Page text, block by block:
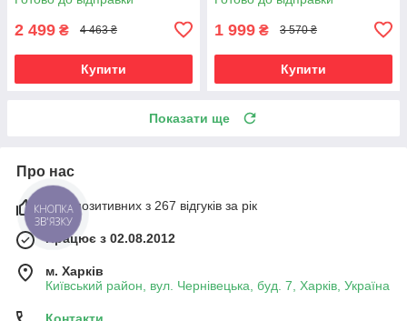
кемпінгу
2 499 ₴ 4 463 ₴
Купити
для дому, дачі
1 999 ₴ 3 570 ₴
Купити
Показати ще
Про нас
98% позитивних з 267 відгуків за рік
Працює з 02.08.2012
м. Харків
Київський район, вул. Чернівецька, буд. 7, Харків, Україна
КНОПКА
ЗВ'ЯЗКУ